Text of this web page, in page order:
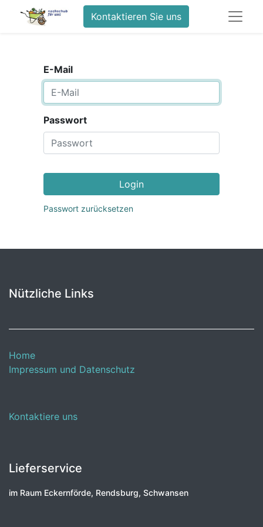
Kontaktieren Sie uns
E-Mail
Passwort
Login
Passwort zurücksetzen
Nützliche Links
Home
Impressum und Datenschutz
Kontaktiere uns
Lieferservice
im Raum Eckernförde, Rendsburg, Schwansen